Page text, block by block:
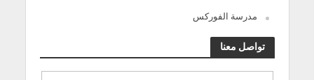
مدرسة الفوركس
تواصل معنا